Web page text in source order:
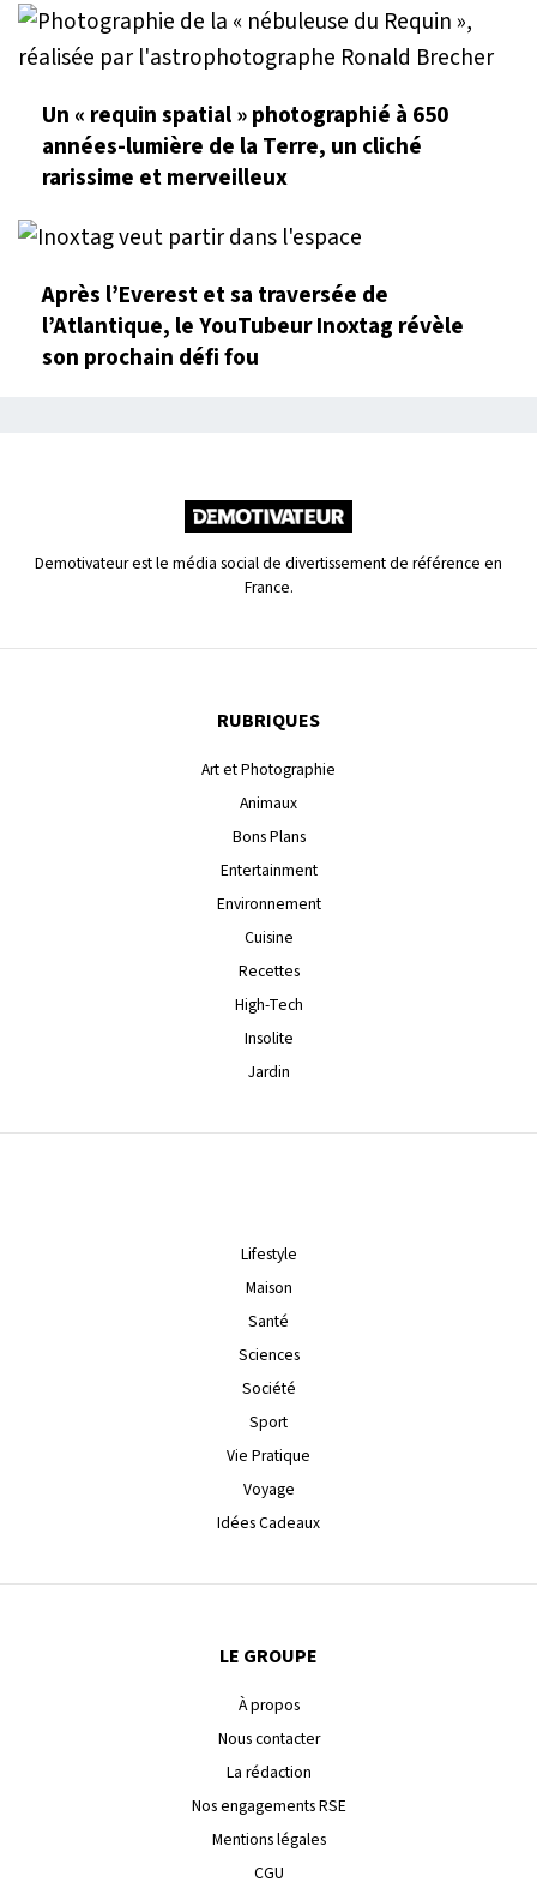
Un « requin spatial » photographié à 650
années-lumière de la Terre, un cliché
rarissime et merveilleux
Après l’Everest et sa traversée de
l’Atlantique, le YouTubeur Inoxtag révèle
son prochain défi fou
Demotivateur est le média social de divertissement de référence en
France.
RUBRIQUES
Art et Photographie
Animaux
Bons Plans
Entertainment
Environnement
Cuisine
Recettes
High-Tech
Insolite
Jardin
Lifestyle
Maison
Santé
Sciences
Société
Sport
Vie Pratique
Voyage
Idées Cadeaux
LE GROUPE
À propos
Nous contacter
La rédaction
Nos engagements RSE
Mentions légales
CGU